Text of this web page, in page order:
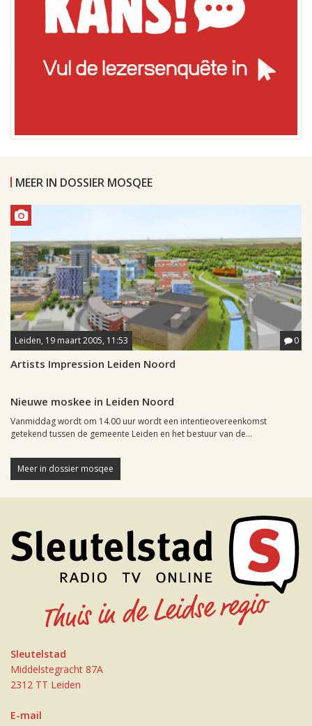
MEER IN DOSSIER MOSQEE
Leiden, 19 maart 2005, 11:53 0
Artists Impression Leiden Noord
Nieuwe moskee in Leiden Noord
Vanmiddag wordt om 14.00 uur wordt een intentieovereenkomst
getekend tussen de gemeente Leiden en het bestuur van de...
Meer in dossier mosqee
Sleutelstad
Middelstegracht 87A
2312 TT Leiden
E-mail